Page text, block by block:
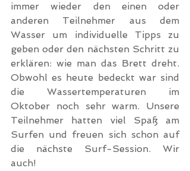
immer wieder den einen oder
anderen Teilnehmer aus dem
Wasser um individuelle Tipps zu
geben oder den nächsten Schritt zu
erklären: wie man das Brett dreht.
Obwohl es heute bedeckt war sind
die Wassertemperaturen im
Oktober noch sehr warm. Unsere
Teilnehmer hatten viel Spaß am
Surfen und freuen sich schon auf
die nächste Surf-Session. Wir
auch!